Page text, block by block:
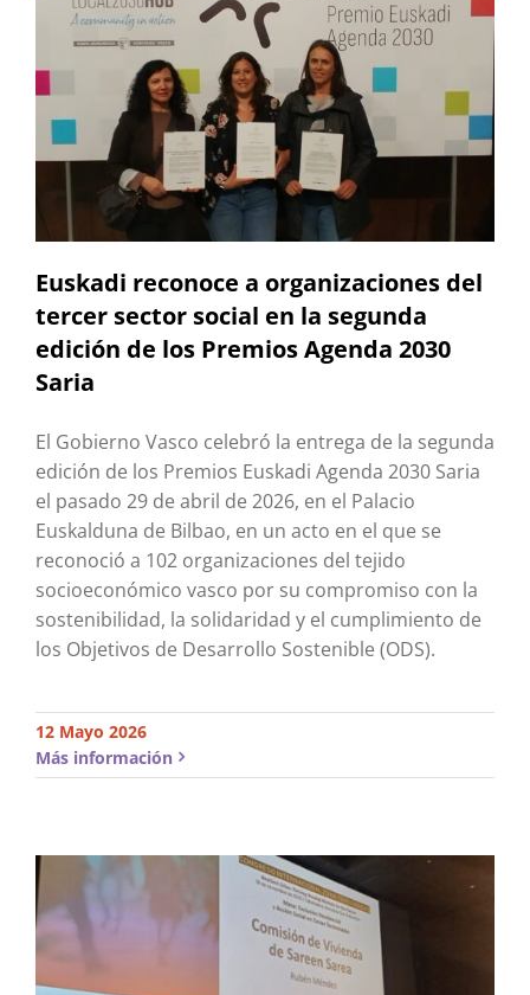
Euskadi reconoce a organizaciones del
tercer sector social en la segunda
edición de los Premios Agenda 2030
Saria
El Gobierno Vasco celebró la entrega de la segunda
edición de los Premios Euskadi Agenda 2030 Saria
el pasado 29 de abril de 2026, en el Palacio
Euskalduna de Bilbao, en un acto en el que se
reconoció a 102 organizaciones del tejido
socioeconómico vasco por su compromiso con la
sostenibilidad, la solidaridad y el cumplimiento de
los Objetivos de Desarrollo Sostenible (ODS).
12 Mayo 2026
Más información